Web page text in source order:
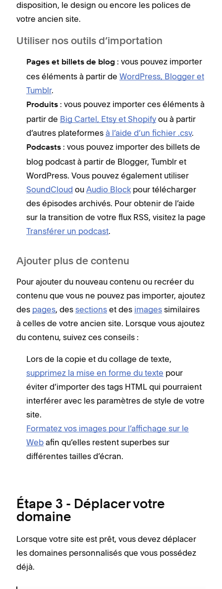
disposition, le design ou encore les polices de
votre ancien site.
Utiliser nos outils d’importation
Pages et billets de blog : vous pouvez importer
ces éléments à partir de WordPress, Blogger et
Tumblr.
Produits : vous pouvez importer ces éléments à
partir de Big Cartel, Etsy et Shopify ou à partir
d’autres plateformes à l’aide d’un fichier .csv.
Podcasts : vous pouvez importer des billets de
blog podcast à partir de Blogger, Tumblr et
WordPress. Vous pouvez également utiliser
SoundCloud ou Audio Block pour télécharger
des épisodes archivés. Pour obtenir de l’aide
sur la transition de votre flux RSS, visitez la page
Transférer un podcast.
Ajouter plus de contenu
Pour ajouter du nouveau contenu ou recréer du
contenu que vous ne pouvez pas importer, ajoutez
des pages, des sections et des images similaires
à celles de votre ancien site. Lorsque vous ajoutez
du contenu, suivez ces conseils :
Lors de la copie et du collage de texte,
supprimez la mise en forme du texte pour
éviter d’importer des tags HTML qui pourraient
interférer avec les paramètres de style de votre
site.
Formatez vos images pour l’affichage sur le
Web afin qu’elles restent superbes sur
différentes tailles d’écran.
Étape 3 - Déplacer votre
domaine
Lorsque votre site est prêt, vous devez déplacer
les domaines personnalisés que vous possédez
déjà.